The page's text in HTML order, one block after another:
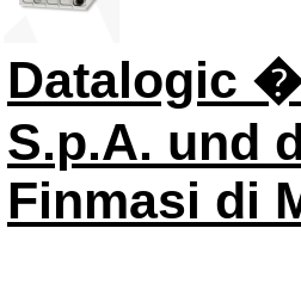
Datalogic
S.p.A. und
Finmasi di